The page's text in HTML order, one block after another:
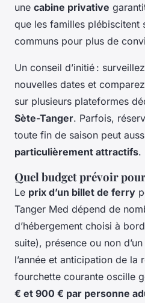
une cabine privative
que les familles plébiscitent
communs pour plus de
Un conseil d’initié :
nouvelles dates et
sur plusieurs plateformes
Sète-Tanger. Parfois,
toute fin de saison peut
particulièrement attractifs.
Quel budget prévoir
Le prix d’un billet de ferry
Tanger Med dépend de
d’hébergement choisi à
suite), présence ou non
l’année et anticipation de la
fourchette courante oscille
€ et 900 € par personne